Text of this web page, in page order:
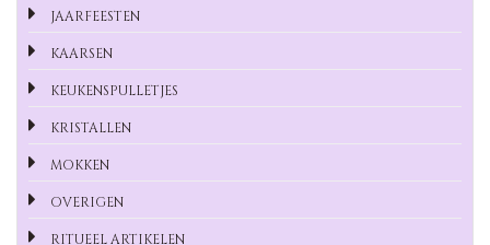
JAARFEESTEN
KAARSEN
KEUKENSPULLETJES
KRISTALLEN
MOKKEN
OVERIGEN
RITUEEL ARTIKELEN